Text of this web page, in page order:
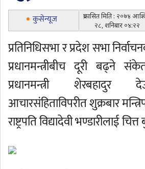
कुसेन्यूज
प्रकासित मिति : २०७४
२८, शनिबार ०४:२२
प्रतिनिधिसभा र प्रदेश सभा
प्रधानमन्त्रीबीच दूरी बढ्ने
प्रधानमन्त्री शेरबहादुर
आचारसंहिताविपरीत शुक्रबार
राष्ट्रपति विद्यादेवी भण्डारीलाई